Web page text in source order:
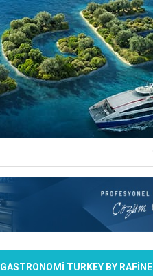
GASTRONOMİ TURKEY BY RAFİNE